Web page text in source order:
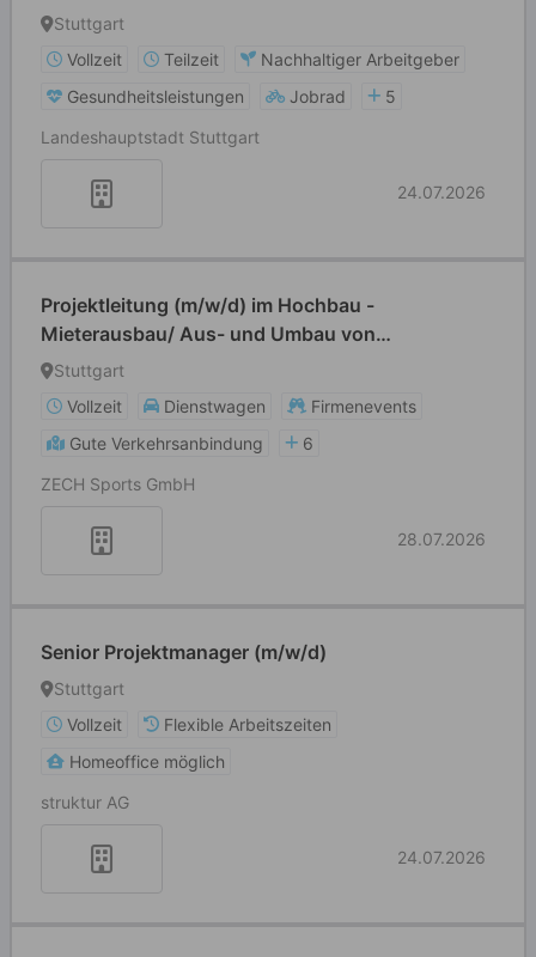
Stuttgart
Vollzeit
Teilzeit
Nachhaltiger Arbeitgeber
Gesundheitsleistungen
Jobrad
5
Landeshauptstadt Stuttgart
24.07.2026
Projektleitung (m/w/d) im Hochbau -
Mieterausbau/ Aus- und Umbau von
Bestandsimmobilien
Stuttgart
Vollzeit
Dienstwagen
Firmenevents
Gute Verkehrsanbindung
6
ZECH Sports GmbH
28.07.2026
Senior Projektmanager (m/w/d)
Stuttgart
Vollzeit
Flexible Arbeitszeiten
Homeoffice möglich
struktur AG
24.07.2026